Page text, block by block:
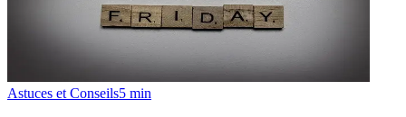
Astuces et Conseils5 min